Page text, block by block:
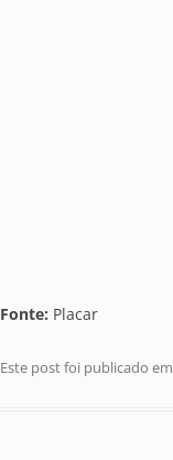
Fonte: Placar
Este post foi publicado em